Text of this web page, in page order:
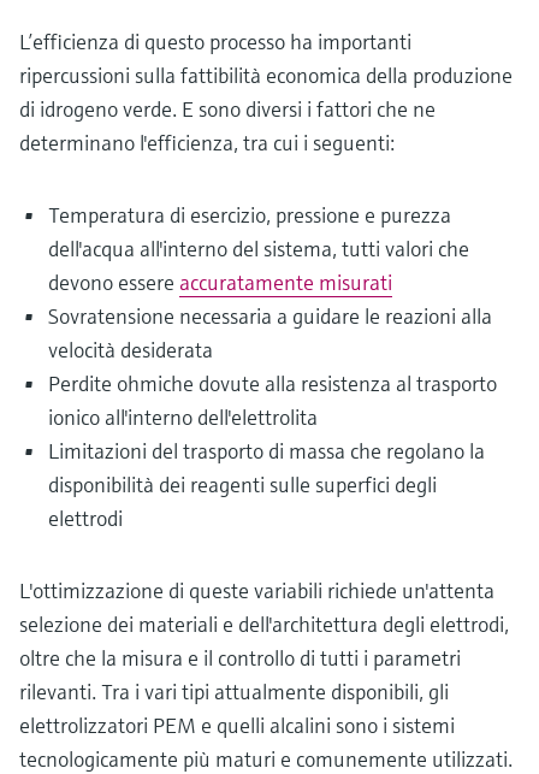
L’efficienza di questo processo ha importanti
ripercussioni sulla fattibilità economica della produzione
di idrogeno verde. E sono diversi i fattori che ne
determinano l'efficienza, tra cui i seguenti:
Temperatura di esercizio, pressione e purezza
dell'acqua all'interno del sistema, tutti valori che
devono essere accuratamente misurati
Sovratensione necessaria a guidare le reazioni alla
velocità desiderata
Perdite ohmiche dovute alla resistenza al trasporto
ionico all'interno dell'elettrolita
Limitazioni del trasporto di massa che regolano la
disponibilità dei reagenti sulle superfici degli
elettrodi
L'ottimizzazione di queste variabili richiede un'attenta
selezione dei materiali e dell'architettura degli elettrodi,
oltre che la misura e il controllo di tutti i parametri
rilevanti. Tra i vari tipi attualmente disponibili, gli
elettrolizzatori PEM e quelli alcalini sono i sistemi
tecnologicamente più maturi e comunemente utilizzati.